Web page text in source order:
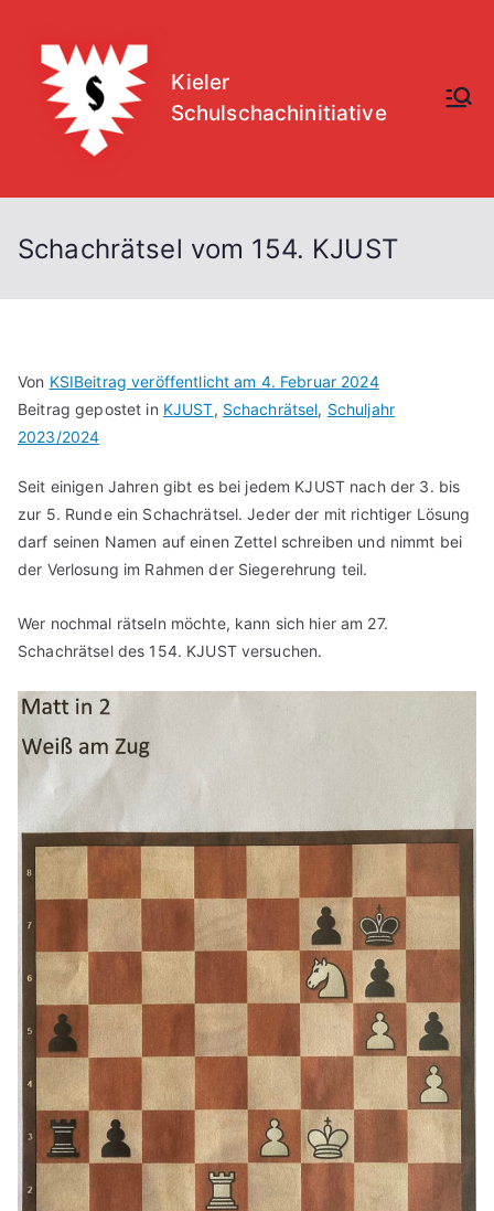
springen
Kieler
Schulschachinitiative
Schachrätsel vom 154. KJUST
Von KSIBeitrag veröffentlicht am 4. Februar 2024
Beitrag gepostet in KJUST, Schachrätsel, Schuljahr
2023/2024
Seit einigen Jahren gibt es bei jedem KJUST nach der 3. bis
zur 5. Runde ein Schachrätsel. Jeder der mit richtiger Lösung
darf seinen Namen auf einen Zettel schreiben und nimmt bei
der Verlosung im Rahmen der Siegerehrung teil.
Wer nochmal rätseln möchte, kann sich hier am 27.
Schachrätsel des 154. KJUST versuchen.